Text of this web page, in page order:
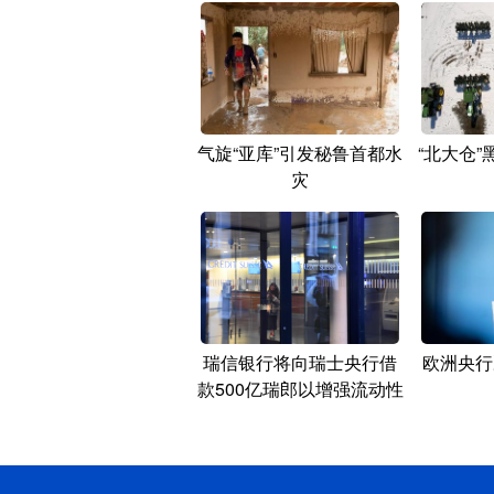
气旋“亚库”引发秘鲁首都水
灾
“北大仓”
瑞信银行将向瑞士央行借
款500亿瑞郎以增强流动性
欧洲央